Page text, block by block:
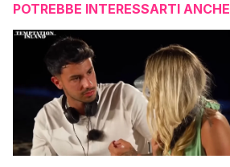
POTREBBE INTERESSARTI ANCHE